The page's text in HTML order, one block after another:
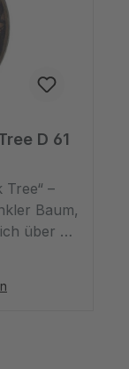
D 61
–
Baum,
über die
von
spielt